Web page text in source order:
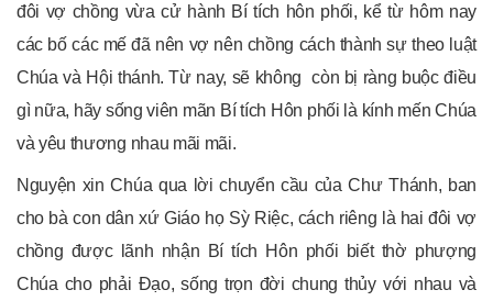
đôi vợ chồng vừa cử hành Bí tích hôn phối, kể từ hôm nay
các bố các mế đã nên vợ nên chồng cách thành sự theo luật
Chúa và Hội thánh. Từ nay, sẽ không còn bị ràng buộc điều
gì nữa, hãy sống viên mãn Bí tích Hôn phối là kính mến Chúa
và yêu thương nhau mãi mãi.
Nguyện xin Chúa qua lời chuyển cầu của Chư Thánh, ban
cho bà con dân xứ Giáo họ Sỳ Riệc, cách riêng là hai đôi vợ
chồng được lãnh nhận Bí tích Hôn phối biết thờ phượng
Chúa cho phải Đạo, sống trọn đời chung thủy với nhau và